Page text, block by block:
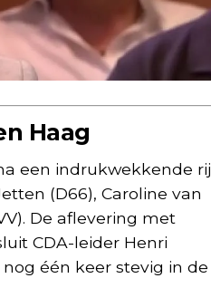
Haag
een indrukwekkende rij
(D66), Caroline van
De aflevering met
CDA-leider Henri
één keer stevig in de